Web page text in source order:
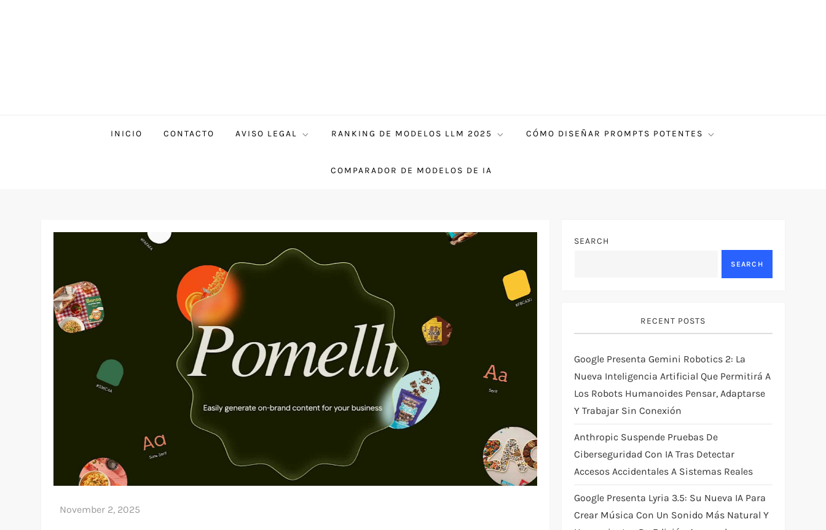
INICIO CONTACTO AVISO LEGAL RANKING DE MODELOS LLM 2025 CÓMO DISEÑAR PROMPTS POTENTES
COMPARADOR DE MODELOS DE IA
SEARCH
SEARCH
RECENT POSTS
Google Presenta Gemini Robotics 2: La
Nueva Inteligencia Artificial Que Permitirá A
Los Robots Humanoides Pensar, Adaptarse
Y Trabajar Sin Conexión
Anthropic Suspende Pruebas De
Ciberseguridad Con IA Tras Detectar
Accesos Accidentales A Sistemas Reales
Google Presenta Lyria 3.5: Su Nueva IA Para
Crear Música Con Un Sonido Más Natural Y